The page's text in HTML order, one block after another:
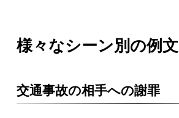
様々なシーン別の例文
交通事故の相手への謝罪